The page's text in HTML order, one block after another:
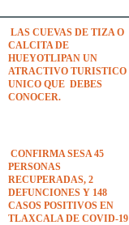
LAS CUEVAS DE TIZA O
CALCITA DE
HUEYOTLIPAN UN
ATRACTIVO TURISTICO
UNICO QUE DEBES
CONOCER.
CONFIRMA SESA 45
PERSONAS
RECUPERADAS, 2
DEFUNCIONES Y 148
CASOS POSITIVOS EN
TLAXCALA DE COVID-19